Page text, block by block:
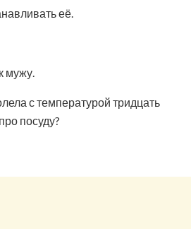
её.
мужу.
с температурой тридцать
посуду?